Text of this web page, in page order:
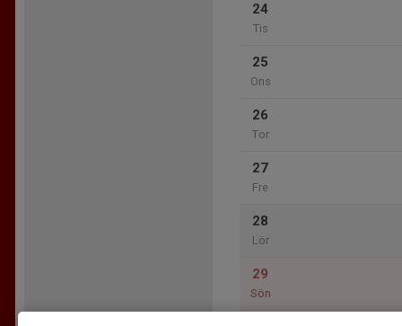
24
Tis
25
Ons
26
Tor
27
Fre
28
Lör
29
Sön